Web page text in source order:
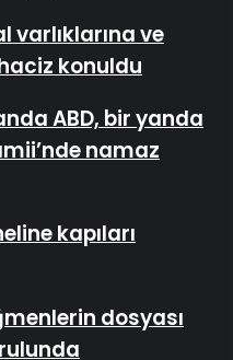
varlıklarına ve
konuldu
ABD, bir yanda
namaz
kapıları
dosyası